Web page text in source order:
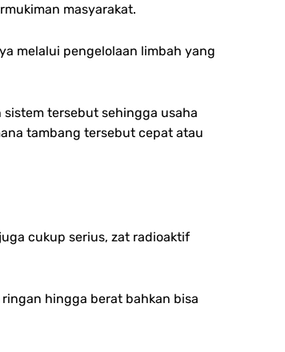
masyarakat.
melalui pengelolaan limbah yang
tersebut sehingga usaha
tambang tersebut cepat atau
cukup serius, zat radioaktif
hingga berat bahkan bisa